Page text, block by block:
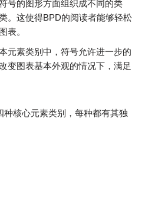
符号的图形方面组织成不同的类
。这使得BPD的阅读者能够轻松
表。
元素类别中，符号允许进一步的
变图表基本外观的情况下，满足
种核心元素类别，每种都有其独